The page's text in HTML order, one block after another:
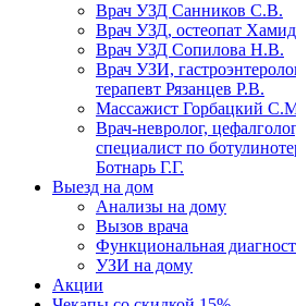
Врач УЗД Санников С.В.
Врач УЗД, остеопат
Врач УЗД Сопилова Н.В.
Врач УЗИ,
терапевт Рязанцев Р.В.
Массажист Горбацкий
Врач-невролог,
специалист по
Ботнарь Г.Г.
Выезд на дом
Анализы на дому
Вызов врача
Функциональная
УЗИ на дому
Акции